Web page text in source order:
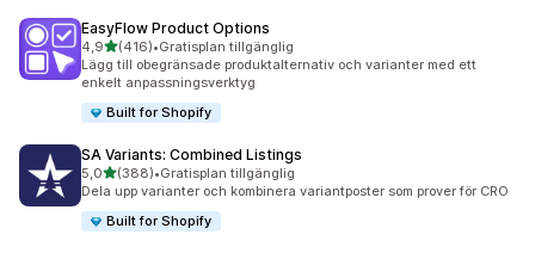
EasyFlow Product Options
4,9av 5 stjärnor
(416)
416 recensioner totalt
•Gratisplan tillgänglig
Lägg till obegränsade produktalternativ och varianter med ett
enkelt anpassningsverktyg
Built for Shopify
SA Variants: Combined Listings
5,0av 5 stjärnor
(388)
388 recensioner totalt
•Gratisplan tillgänglig
Dela upp varianter och kombinera variantposter som prover för CRO
Built for Shopify